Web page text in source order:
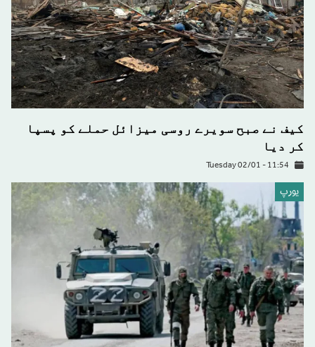
کیف نے صبح سویرے روسی میزائل حملے کو پسپا
کر دیا
Tuesday 02/01 - 11:54
يورپ